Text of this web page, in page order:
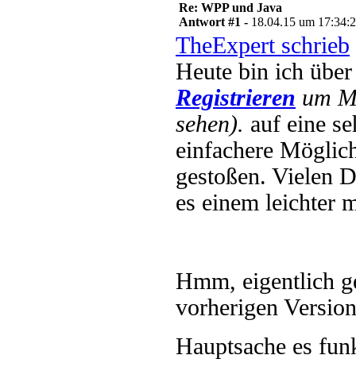
Re: WPP und Java
Antwort #1 - 18.04.15 um
TheExpert schrieb
Heute bin ich
Registrieren um
sehen). auf eine
einfachere
gestoßen. Vielen
es einem leichter
Hmm, eigentlich
vorherigen
Hauptsache es